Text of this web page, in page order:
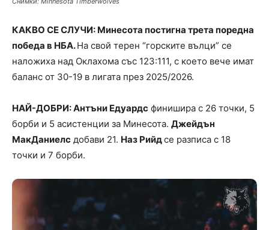
КАКВО СЕ СЛУЧИ: Минесота постигна трета поредна
победа в НБА.На свой терен “горските вълци” се
наложиха над Оклахома със 123:111, с което вече имат
баланс от 30-19 в лигата през 2025/2026.
НАЙ-ДОБРИ: Антъни Едуардс финишира с 26 точки, 5
борби и 5 асистенции за Минесота. Джейдън
МакДаниелс добави 21. Наз Рийдсе разписа с 18
точки и 7 борби.